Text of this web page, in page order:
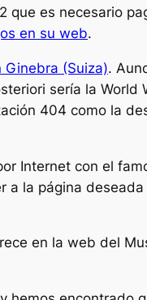
es necesario
en su web.
(Suiza).
sería la World
404 como la
Internet con el
la página
en la web del